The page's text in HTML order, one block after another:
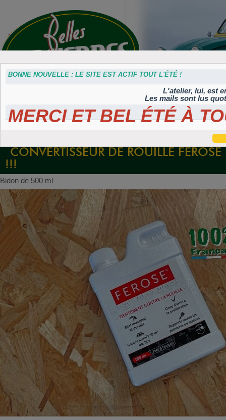
Accessoires
divers
Plaques 3D
Maillefaud et
Plaques
immatriculation
Plaques
autocollantes et
Plaques
peintes
BONNE NOUVELLE : LE SITE EST ACTIF TOUT L'ÉTÉ !
L'atelier, lui, est
Les mails sont lus
MERCI ET BEL ÉTÉ À
CONVERTISSEUR DE ROUILLE
!!!
Bidon de 500 ml